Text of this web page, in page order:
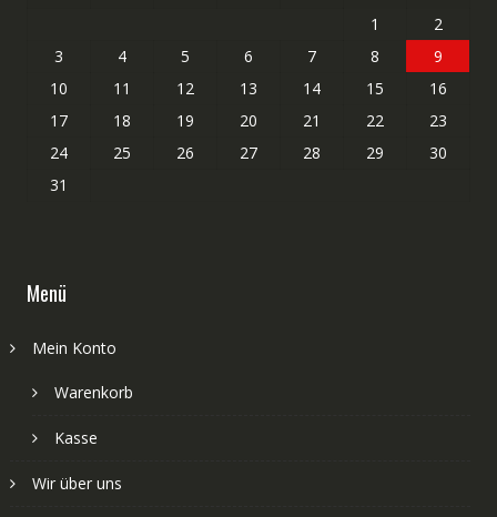
1
2
3
4 5 6 7 8
9
10
11 12 13 14 15
16
17
18 19 20 21 22
23
24
25 26 27 28 29
30
31
Menü
Mein Konto
Warenkorb
Kasse
Wir über uns